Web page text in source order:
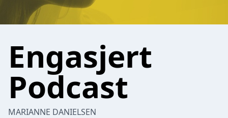
Engasjert
Podcast
MARIANNE DANIELSEN